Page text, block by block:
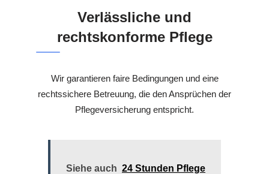
Verlässliche und
rechtskonforme Pflege
Wir garantieren faire Bedingungen und eine
rechtssichere Betreuung, die den Ansprüchen der
Pflegeversicherung entspricht.
Siehe auch 24 Stunden Pflege